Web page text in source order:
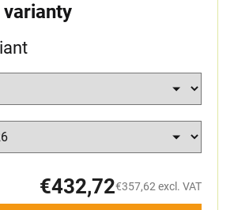
€432,72€357,62 excl. VAT